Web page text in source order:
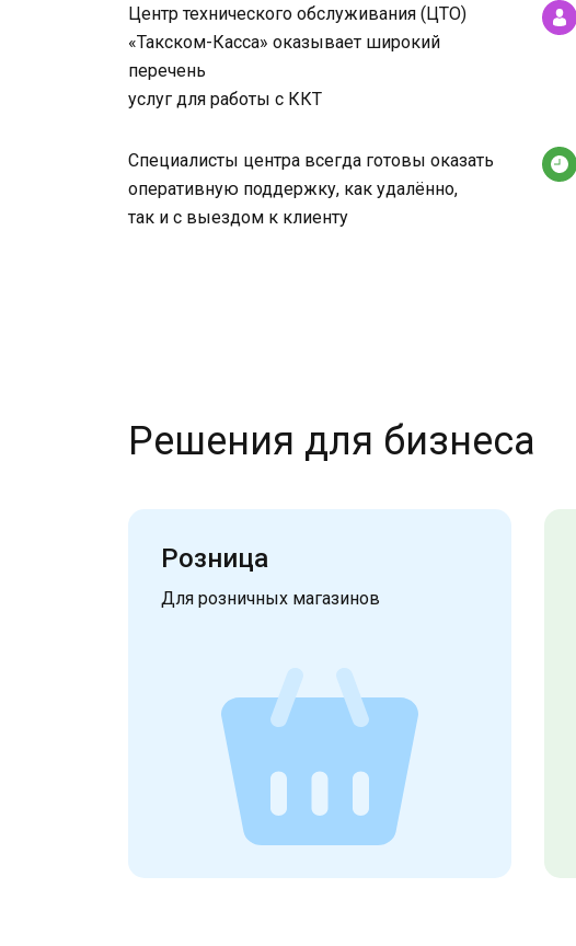
Центр технического обслуживания (ЦТО)
«Такском-Касса» оказывает широкий
перечень
услуг для работы с ККТ
Специалисты центра всегда готовы оказать
оперативную поддержку, как удалённо,
так и с выездом к клиенту
Решения для бизнеса
Розница
Для розничных магазинов